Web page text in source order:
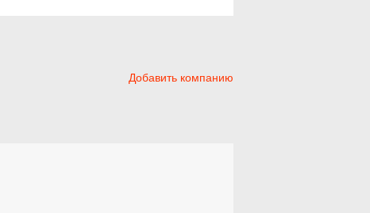
Добавить компанию